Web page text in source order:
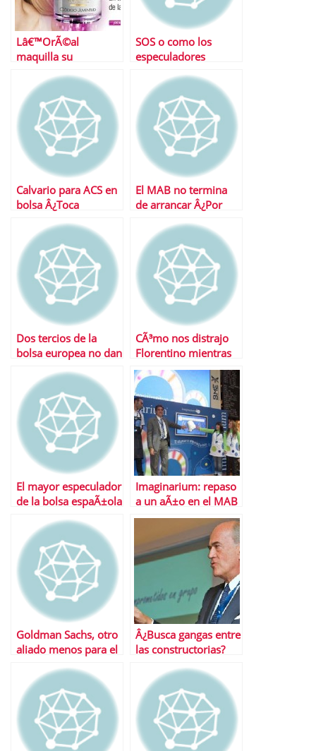
Lâ€™OrÃ©al
maquilla su
inmunidad del
mercado
SOS o como los
especuladores
EspaÃ±a
Calvario para ACS en
bolsa Â¿Toca
autocartera?
El MAB no termina
de arrancar Â¿Por
Dos tercios de la
bolsa europea no dan
CÃ³mo nos distrajo
Florentino mientras
planeaba asaltar una
empresa alemana
El mayor especulador
de la bolsa espaÃ±ola
SOS
Imaginarium: repaso
a un aÃ±o en el MAB
Goldman Sachs, otro
aliado menos para el
Â¿Busca gangas entre
las constructorias?